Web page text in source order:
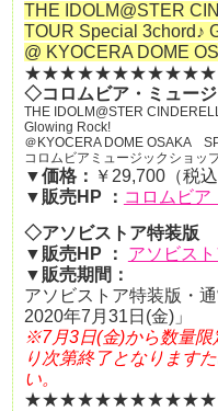
THE IDOLM@STER
TOUR Special 3chord♪
@ KYOCERA DOME
◇コロムビア・ミュー
THE IDOLM@STER
Glowing Rock!
＠KYOCERA DOME OSAKA
コロムビアミュージックショッ
▼価格： ￥29,700（税込
▼ 販売HP ： コロムビア
◇アソビストア特装版
▼ 販売HP ：
アソビス
▼販売期間：
アソビストア特装版・
2020年7月31日(金)」
※7月3日(金)から数量限
り次第終了となります
い。